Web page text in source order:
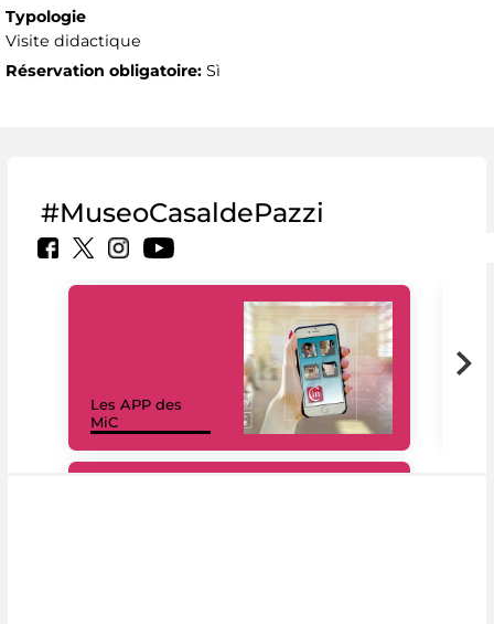
Typologie
Visite didactique
Réservation obligatoire: Sì
#MuseoCasaldePazzi
Les APP des
MiC